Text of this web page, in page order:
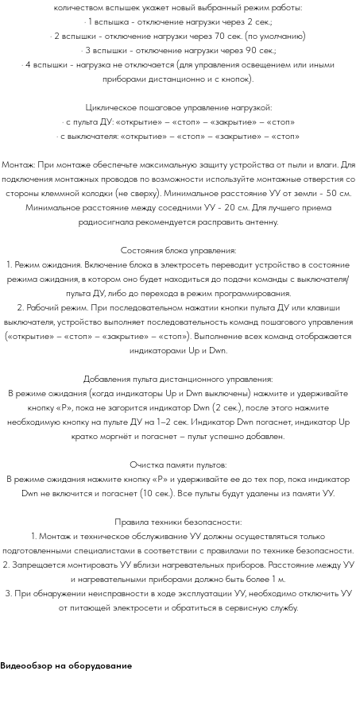
количеством вспышек укажет новый выбранный режим работы:
· 1 вспышка - отключение нагрузки через 2 сек.;
· 2 вспышки - отключение нагрузки через 70 сек. (по умолчанию)
· 3 вспышки - отключение нагрузки через 90 сек.;
· 4 вспышки - нагрузка не отключается (для управления освещением или иными
приборами дистанционно и с кнопок).
Циклическое пошаговое управление нагрузкой:
· с пульта ДУ: «открытие» – «стоп» – «закрытие» – «стоп»
· с выключателя: «открытие» – «стоп» – «закрытие» – «стоп»
Монтаж: При монтаже обеспечьте максимальную защиту устройства от пыли и влаги. Для
подключения монтажных проводов по возможности используйте монтажные отверстия со
стороны клеммной колодки (не сверху). Минимальное расстояние УУ от земли - 50 см.
Минимальное расстояние между соседними УУ - 20 см. Для лучшего приема
радиосигнала рекомендуется расправить антенну.
Состояния блока управления:
1. Режим ожидания. Включение блока в электросеть переводит устройство в состояние
режима ожидания, в котором оно будет находиться до подачи команды с выключателя/
пульта ДУ, либо до перехода в режим программирования.
2. Рабочий режим. При последовательном нажатии кнопки пульта ДУ или клавиши
выключателя, устройство выполняет последовательность команд пошагового управления
(«открытие» – «стоп» – «закрытие» – «стоп»). Выполнение всех команд отображается
индикаторами Up и Dwn.
Добавления пульта дистанционного управления:
В режиме ожидания (когда индикаторы Up и Dwn выключены) нажмите и удерживайте
кнопку «P», пока не загорится индикатор Dwn (2 сек.), после этого нажмите
необходимую кнопку на пульте ДУ на 1–2 сек. Индикатор Dwn погаснет, индикатор Up
кратко моргнёт и погаснет – пульт успешно добавлен.
Очистка памяти пультов:
В режиме ожидания нажмите кнопку «P» и удерживайте ее до тех пор, пока индикатор
Dwn не включится и погаснет (10 сек.). Все пульты будут удалены из памяти УУ.
Правила техники безопасности:
1. Монтаж и техническое обслуживание УУ должны осуществляться только
подготовленными специалистами в соответствии с правилами по технике безопасности.
2. Запрещается монтировать УУ вблизи нагревательных приборов. Расстояние между УУ
и нагревательными приборами должно быть более 1 м.
3. При обнаружении неисправности в ходе эксплуатации УУ, необходимо отключить УУ
от питающей электросети и обратиться в сервисную службу.
Видеообзор на оборудование